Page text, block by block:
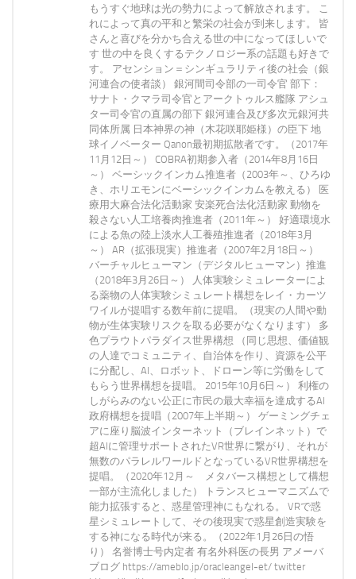
もうすぐ地球は光の勢力によって解放されます。 こ
れによって真の平和と繁栄の社会が到来します。 皆
さんと喜びを分かち合える世の中になってほしいで
す 世の中を良くするテクノロジー系の話題も好きで
す。 アセンション＝シンギュラリティ後の社会（銀
河連合の使者談） 銀河間司令部の一司令官 部下：
サナト・クマラ司令官とアークトゥルス艦隊 アシュ
ター司令官の直属の部下 銀河連合及び多次元銀河共
同体所属 日本神界の神（木花咲耶姫様）の臣下 地
球イノベーター Qanon最初期拡散者です。（2017年
11月12日～） COBRA初期参入者（2014年8月16日
～） ベーシックインカム推進者（2003年～、ひろゆ
き、ホリエモンにベーシックインカムを教える） 医
療用大麻合法化活動家 安楽死合法化活動家 動物を
殺さない人工培養肉推進者（2011年～） 好適環境水
による魚の陸上淡水人工養殖推進者（2018年3月
～） AR（拡張現実）推進者（2007年2月18日～）
バーチャルヒューマン（デジタルヒューマン）推進
（2018年3月26日～） 人体実験シミュレーターによ
る薬物の人体実験シミュレート構想をレイ・カーツ
ワイルが提唱する数年前に提唱。（現実の人間や動
物が生体実験リスクを取る必要がなくなります） 多
色プラウトパラダイス世界構想 （同じ思想、価値観
の人達でコミュニティ、自治体を作り、資源を公平
に分配し、AI、ロボット、ドローン等に労働をして
もらう世界構想を提唱。 2015年10月6日～） 利権の
しがらみのない公正に市民の最大幸福を達成するAI
政府構想を提唱（2007年上半期～） ゲーミングチェ
アに座り脳波インターネット（ブレインネット）で
超AIに管理サポートされたVR世界に繋がり、それが
無数のパラレルワールドとなっているVR世界構想を
提唱。（2020年12月～ メタバース構想として構想
一部が主流化しました） トランスヒューマニズムで
能力拡張すると、惑星管理神にもなれる。 VRで惑
星シミュレートして、その後現実で惑星創造実験を
する神になる時代が来る。（2022年1月26日の悟
り） 名誉博士号内定者 有名外科医の長男 アメーバ
ブログ https://ameblo.jp/oracleangel-et/ twitter